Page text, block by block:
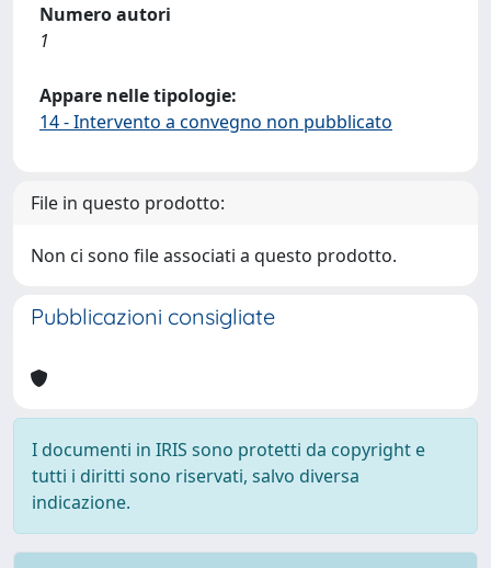
Numero autori
1
Appare nelle tipologie:
14 - Intervento a convegno non pubblicato
File in questo prodotto:
Non ci sono file associati a questo prodotto.
Pubblicazioni consigliate
I documenti in IRIS sono protetti da copyright e
tutti i diritti sono riservati, salvo diversa
indicazione.